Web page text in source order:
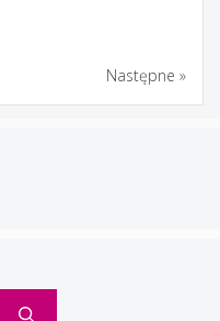
Następne »